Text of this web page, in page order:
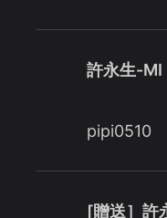
許永生-MI
pipi0510
[贈送］許